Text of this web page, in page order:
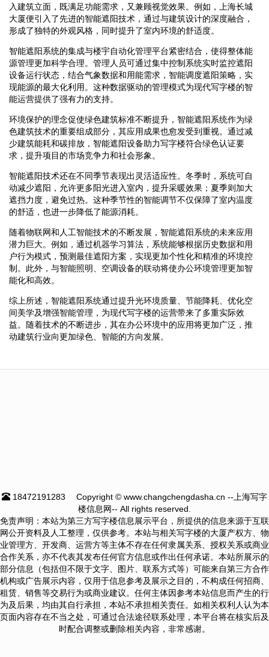
入建筑立面，既满足功能需求，又兼顾视觉效果。例如，上海长城
大厦便引入了先进的智能遮阳技术，通过与建筑设计的深度融合，
形成了独特的外观风格，同时提升了室内环境的舒适度。
智能遮阳系统的集成与楼宇自动化管理平台紧密结合，使得整体能
源管理更加科学合理。管理人员可通过集中控制系统实时监控遮阳
设备运行状态，结合气象数据和用能需求，智能调度遮阳策略，实
现能源的最大化利用。这种数据驱动的管理模式为现代写字楼的智
能运营提供了强有力的支持。
环境保护的理念促使绿色建筑标准不断提升，智能遮阳系统作为绿
色建筑技术的重要组成部分，其应用成果也愈发受到重视。通过减
少建筑能耗和碳排放，智能遮阳设备助力写字楼符合绿色认证要
求，提升项目的市场竞争力和社会形象。
智能遮阳技术还在不同季节表现出灵活适应性。冬季时，系统可自
动减少遮阳，允许更多阳光进入室内，提升采暖效果；夏季则加大
遮挡力度，避免过热。这种季节性的智能调节不仅保障了室内温度
的舒适，也进一步降低了能源消耗。
随着物联网和人工智能技术的不断发展，智能遮阳系统的未来应用
潜力巨大。例如，通过机器学习算法，系统能够根据历史数据和用
户行为模式，预测最佳遮阳方案，实现更加个性化和精准的环境控
制。此外，与智能照明、空调设备的联动将使办公环境管理更加智
能化和高效。
综上所述，智能遮阳系统通过提升光环境质量、节能降耗、优化空
间美学及增强智能管理，为现代写字楼的运营带来了多重实际效
益。随着技术的不断进步，其在办公环境中的应用将更加广泛，推
动建筑行业向更加绿色、智能的方向发展。
18472191283
Copyright © www.changchengdasha.cn --上海写字
楼信息网-- All rights reserved.
免责声明：本站为第三方写字楼信息展示平台，所提供的信息来源于互联
网公开资料及人工整理，仅供参考。本站与相关写字楼的大厦产权方、物
业管理方、开发商、运营方等主体不存在任何隶属关系、授权关系或商业
合作关系，亦不代表其发布任何官方信息或作出任何承诺。本站所展示的
部分信息（包括但不限于文字、图片、联系方式等）可能来自第三方合作
机构或广告展示内容，仅用于信息参考及展示之目的，不构成任何招商、
租赁、销售等交易行为或商业建议。任何主体因参考本站信息而产生的行
为及后果，均由其自行承担，本站不承担相关责任。如相关权利人认为本
页面内容存在不当之处，可通过合法途径联系处理，本平台将在核实后及
时配合调整或删除相关内容，非常感谢。